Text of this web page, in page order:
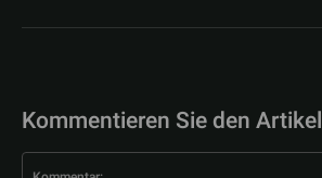
Kommentieren Sie den Artikel